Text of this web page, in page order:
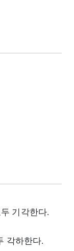
기각한다.
각하한다.